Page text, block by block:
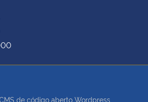
de código aberto Wordpress